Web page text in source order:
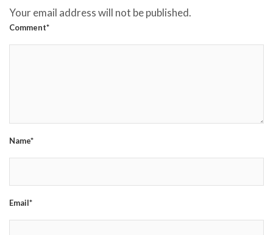
Your email address will not be published.
Comment*
Name*
Email*